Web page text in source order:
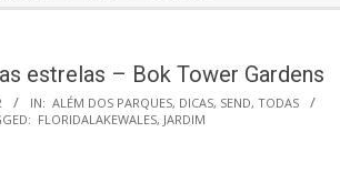
estrelas – Bok Tower Gardens
IN: ALÉM DOS PARQUES, DICAS, SEND, TODAS
FLORIDALAKEWALES, JARDIM